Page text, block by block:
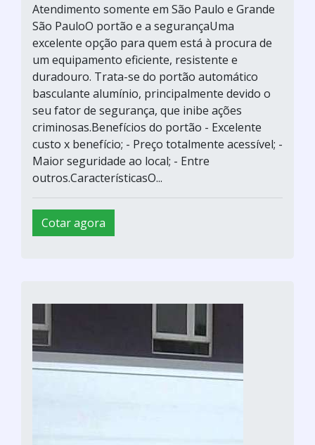
Atendimento somente em São Paulo e Grande
São PauloO portão e a segurançaUma
excelente opção para quem está à procura de
um equipamento eficiente, resistente e
duradouro. Trata-se do portão automático
basculante alumínio, principalmente devido o
seu fator de segurança, que inibe ações
criminosas.Benefícios do portão - Excelente
custo x benefício; - Preço totalmente acessível; -
Maior seguridade ao local; - Entre
outros.CaracterísticasO...
Cotar agora